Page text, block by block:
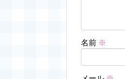
名前 ※